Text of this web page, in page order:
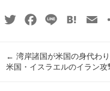
TwitterFacebook
Line Hatena
← 湾岸諸国が米国の身代わ
米国・イスラエルのイラン攻